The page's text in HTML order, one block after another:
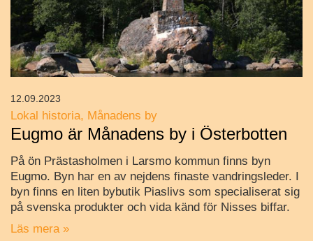
Lokal historia Månadens by
Eugmo är Månadens by i Österbotten
På ön Prästasholmen i Larsmo kommun finns byn
Eugmo. Byn har en av nejdens finaste vandringsleder. I
byn finns en liten bybutik Piaslivs som specialiserat sig
på svenska produkter och vida känd för Nisses biffar.
Läs mera »
12.09.2023